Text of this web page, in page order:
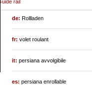
rail
de:Rollladen
fr:volet roulant
it:persiana avvolgibile
es:persiana enrollable